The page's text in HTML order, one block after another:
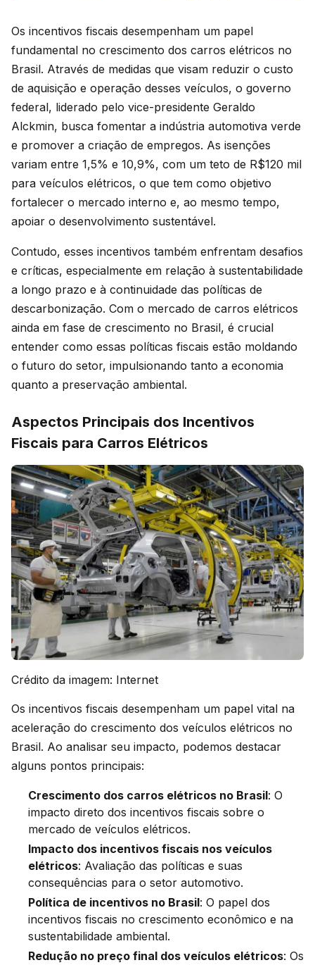
Os incentivos fiscais desempenham um papel
fundamental no crescimento dos carros elétricos no
Brasil. Através de medidas que visam reduzir o custo
de aquisição e operação desses veículos, o governo
federal, liderado pelo vice-presidente Geraldo
Alckmin, busca fomentar a indústria automotiva verde
e promover a criação de empregos. As isenções
variam entre 1,5% e 10,9%, com um teto de R$120 mil
para veículos elétricos, o que tem como objetivo
fortalecer o mercado interno e, ao mesmo tempo,
apoiar o desenvolvimento sustentável.
Contudo, esses incentivos também enfrentam desafios
e críticas, especialmente em relação à sustentabilidade
a longo prazo e à continuidade das políticas de
descarbonização. Com o mercado de carros elétricos
ainda em fase de crescimento no Brasil, é crucial
entender como essas políticas fiscais estão moldando
o futuro do setor, impulsionando tanto a economia
quanto a preservação ambiental.
Aspectos Principais dos Incentivos
Fiscais para Carros Elétricos
Crédito da imagem: Internet
Os incentivos fiscais desempenham um papel vital na
aceleração do crescimento dos veículos elétricos no
Brasil. Ao analisar seu impacto, podemos destacar
alguns pontos principais:
Crescimento dos carros elétricos no Brasil: O
impacto direto dos incentivos fiscais sobre o
mercado de veículos elétricos.
Impacto dos incentivos fiscais nos veículos
elétricos: Avaliação das políticas e suas
consequências para o setor automotivo.
Política de incentivos no Brasil: O papel dos
incentivos fiscais no crescimento econômico e na
sustentabilidade ambiental.
Redução no preço final dos veículos elétricos: Os